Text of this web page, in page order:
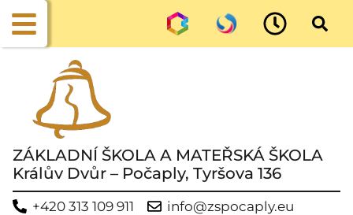
ZÁKLADNÍ ŠKOLA A MATEŘSKÁ ŠKOLA
Králův Dvůr – Počaply, Tyršova 136
+420 313 109 911 info@zspocaply.eu